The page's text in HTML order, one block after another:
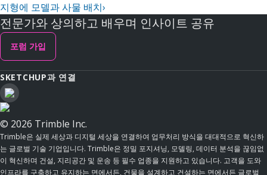
지형에 모델과 사물 배치›
전문가와 상의하고 배우며 인사이트 공유
포럼 가입
SKETCHUP과 연결
© 2026 Trimble Inc.
Trimble은 실제 세상과 디지털 세상을 연결하여 업무처리 방식을 대대적으로 혁신하
는 글로벌 기술 기업입니다. Trimble은 정밀 포지셔닝, 모델링, 데이터 분석을 끊임없
이 혁신하며 건설, 지리공간 및 운송 등 필수 업종을 지원하고 있습니다. 고객을 도와
인프라를 구축하고 유지하는 면에서든, 건물을 설계하고 건설하는 면에서든 글로벌